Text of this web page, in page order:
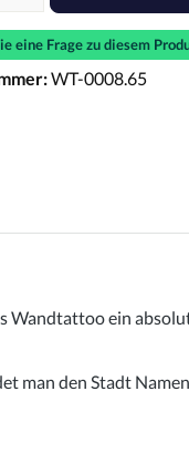
eine Frage zu diesem
WT-0008.65
Wandtattoo ein
man den Stadt Namen